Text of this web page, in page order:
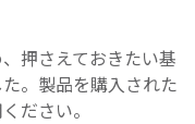
押さえておきたい基
。製品を購入された
ださい。